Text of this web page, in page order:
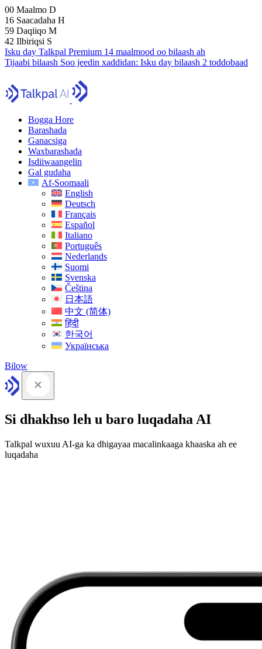
00 Maalmo D
16 Saacadaha H
59 Daqiiqo M
41 Ilbiriqsi S
Isku day Talkpal Premium 14 maalmood oo bilaash ah
Tijaabi bilaash Soo jeedin xaddidan: Isku day bilaash 2 toddobaad
Bogga Hore
Barashada
Ganacsiga
Waxbarashada
Isdiiwaangelin
Gal gudaha
Af-Soomaali
English
Deutsch
Français
Español
Italiano
Português
Nederlands
Suomi
Svenska
Čeština
日本語
中文 (简体)
हिंदी
한국어
Українська
Bilow
Si dhakhso leh u baro luqadaha AI
Talkpal wuxuu AI-ga ka dhigayaa macalinkaaga khaaska ah ee
luqadaha